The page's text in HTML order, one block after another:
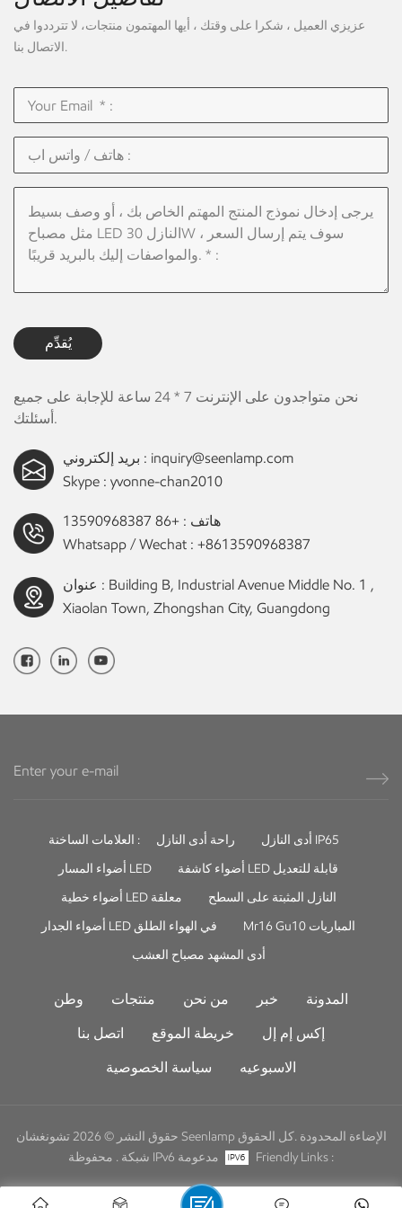
عزيزي العميل ، شكرا على وقتك ، أيها المهتمون منتجات، لا تترددوا في
الاتصال بنا.
يُقدِّم
نحن متواجدون على الإنترنت 7 * 24 ساعة للإجابة على جميع
أسئلتك.
بريد إلكتروني : inquiry@seenlamp.com
Skype : yvonne-chan2010
هاتف :+86 13590968387
Whatsapp / Wechat : +8613590968387
عنوان : Building B, Industrial Avenue Middle No. 1 ,
Xiaolan Town, Zhongshan City, Guangdong
العلامات الساخنة : راحة أدى النازل
أدى النازل IP65
أضواء المسار LED
أضواء كاشفة LED قابلة للتعديل
أضواء خطية LED معلقة
النازل المثبتة على السطح
أضواء الجدار LED في الهواء الطلق
Mr16 Gu10 المباريات
أدى المشهد مصباح العشب
وطن منتجات من نحن خبر
المدونة
اتصل بنا
خريطة الموقع
إكس إم إل
سياسة الخصوصية
الاسبوعيه
حقوق النشر © 2026 تشونغشان Seenlamp الإضاءة المحدودة .كل الحقوق
محفوظة .
Friendly Links :